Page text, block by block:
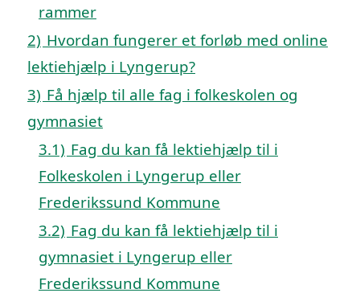
rammer
2) Hvordan fungerer et forløb med online
lektiehjælp i Lyngerup?
3) Få hjælp til alle fag i folkeskolen og
gymnasiet
3.1) Fag du kan få lektiehjælp til i
Folkeskolen i Lyngerup eller
Frederikssund Kommune
3.2) Fag du kan få lektiehjælp til i
gymnasiet i Lyngerup eller
Frederikssund Kommune